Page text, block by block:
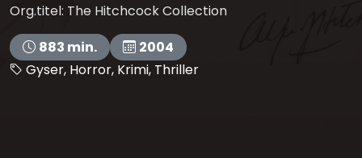
Org.titel: The Hitchcock Collection
883 min.
2004
Gyser, Horror, Krimi, Thriller